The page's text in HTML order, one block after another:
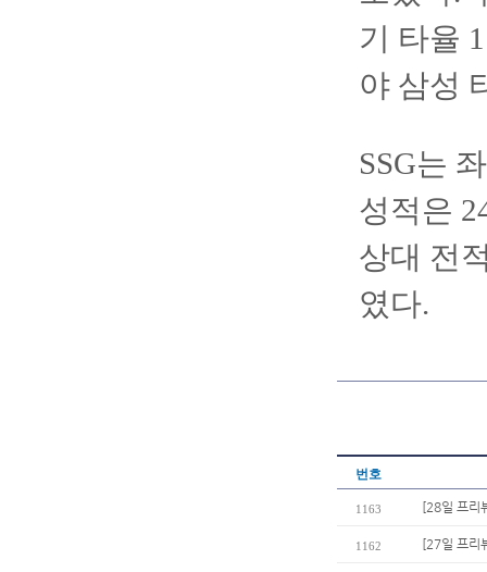
기 타율
야 삼성
SSG는
성적은
상대 전
였다.
번호
1163 [28일 프리
1162 [27일 프리